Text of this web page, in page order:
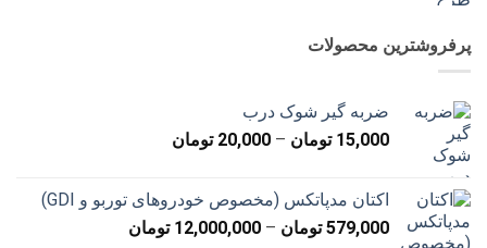
پرفروشترین محصولات
ضربه گیر شوک درب
15,000 تومان –
20,000 تومان
تا
20,000 تومان
اکتان مدپاتکس (مخصوص خودروهای توربو و GDI)
579,000 تومان –
12,000,000 تومان